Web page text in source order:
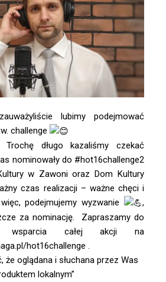
lubimy podejmować
challenge
długo kazaliśmy czekać
nominowały do #hot16challenge2
w ZawoniorazDom Kultury
czas realizacji – ważne chęci i
podejmujemy wyzwanie
,
za nominację. Zapraszamy do
wsparcia całej akcji na
hot16challenge .
że oglądana i słuchana przez Was
lokalnym”